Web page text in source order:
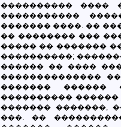
���������� ����
�����������
������� ����. ��
�� �������� ���
����� �� �������
����������;
������ �� ����
��������������
������� ������
����������
������� �������,
���. ��